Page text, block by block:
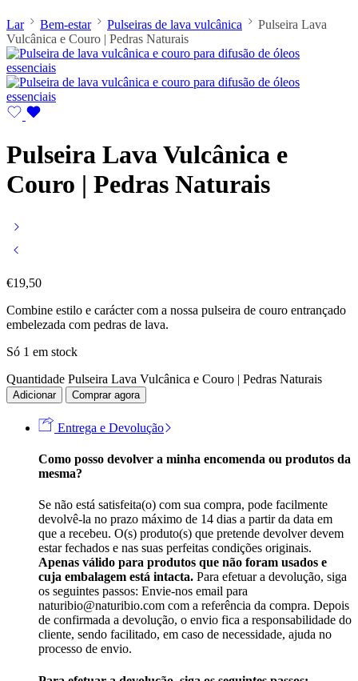
Lar Bem-estar Pulseiras de lava vulcânica
Pulseira Lava
Vulcânica e Couro | Pedras Naturais
Pulseira Lava Vulcânica e
Couro | Pedras Naturais
€19,50
Combine estilo e carácter com a nossa pulseira de couro entrançado
embelezada com pedras de lava.
Só 1 em stock
Quantidade Pulseira Lava Vulcânica e Couro | Pedras Naturais
Adicionar Comprar agora
Entrega e Devolução
Como posso devolver a minha encomenda ou produtos da
mesma?
Se não está satisfeita(o) com sua compra, pode facilmente
devolvê-la no prazo máximo de 14 dias a partir da data em
que a recebeu. O(s) produto(s) que pretende devolver devem
estar fechados e nas suas perfeitas condições originais.
Apenas válido para produtos que não foram usados e
cuja embalagem está intacta. Para efetuar a devolução, siga
os seguintes passos: Envie-nos email para
naturibio@naturibio.com com a referência da compra. Depois
de confirmada a devolução, o envio fica a responsabilidade do
cliente, sendo facilitado, em caso de necessidade, ajuda no
processo de envio.